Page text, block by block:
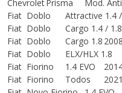
ChevroletPrisma Mod.
Fiat Doblo Attractive 1.4
Fiat Doblo Cargo 1.4 /
Fiat Doblo Cargo 1.8
Fiat Doblo ELX/HLX 1.8
Fiat Fiorino 1.4 EVO
Fiat Fiorino Todos